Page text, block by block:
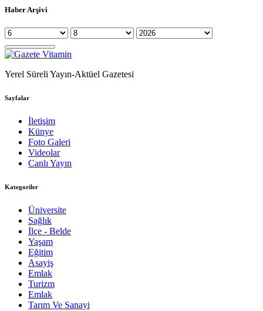
Haber Arşivi
Yerel Süreli Yayın-Aktüel Gazetesi
Sayfalar
İletişim
Künye
Foto Galeri
Videolar
Canlı Yayın
Kategoriler
Üniversite
Sağlık
İlçe - Belde
Yaşam
Eğitim
Asayiş
Emlak
Turizm
Emlak
Tarım Ve Sanayi